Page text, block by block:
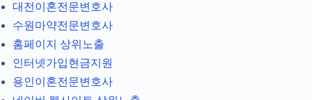
대전이혼전문변호사
수원마약전문변호사
홈페이지 상위노출
인터넷가입현금지원
용인이혼전문변호사